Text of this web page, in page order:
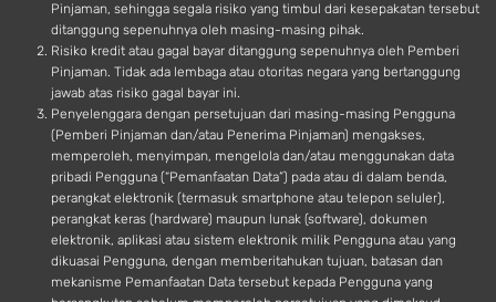
Pinjaman, sehingga segala risiko yang timbul dari kesepakatan tersebut
ditanggung sepenuhnya oleh masing-masing pihak.
Risiko kredit atau gagal bayar ditanggung sepenuhnya oleh Pemberi
Pinjaman. Tidak ada lembaga atau otoritas negara yang bertanggung
jawab atas risiko gagal bayar ini.
Penyelenggara dengan persetujuan dari masing-masing Pengguna
(Pemberi Pinjaman dan/atau Penerima Pinjaman) mengakses,
memperoleh, menyimpan, mengelola dan/atau menggunakan data
pribadi Pengguna (“Pemanfaatan Data”) pada atau di dalam benda,
perangkat elektronik (termasuk smartphone atau telepon seluler),
perangkat keras (hardware) maupun lunak (software), dokumen
elektronik, aplikasi atau sistem elektronik milik Pengguna atau yang
dikuasai Pengguna, dengan memberitahukan tujuan, batasan dan
mekanisme Pemanfaatan Data tersebut kepada Pengguna yang